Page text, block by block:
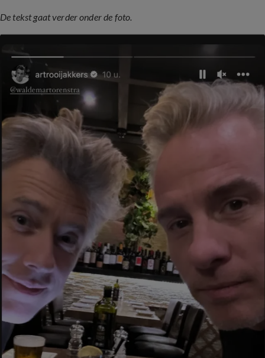
De tekst gaat verder onder de foto.